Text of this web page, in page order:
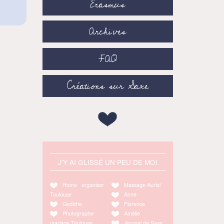
Erasmus
Archives
FAQ
Créations sur Saxe
J'Y AI GLISSÉ UN PEU DE MOI
Home organiser
Toulouse
Godiche
Photographe
Massage Auriol
Anne
Florence
Amélie